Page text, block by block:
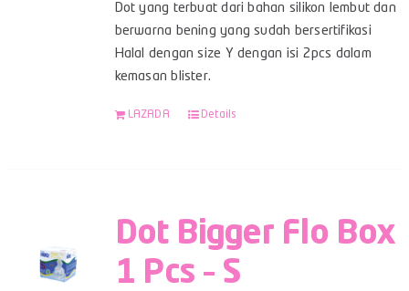
Dot yang terbuat dari bahan silikon lembut dan
berwarna bening yang sudah bersertifikasi
Halal dengan size Y dengan isi 2pcs dalam
kemasan blister.
LAZADA Details
Dot Bigger Flo Box
1 Pcs – S